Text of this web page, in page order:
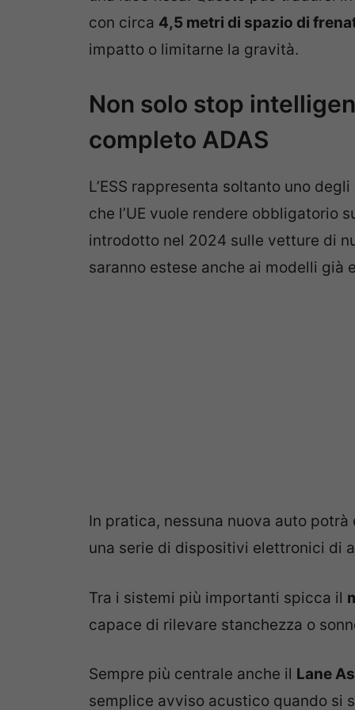
con circa 4,5 metri di spazio di
impatto o limitarne la gravità.
Non solo stop
completo ADAS
L’ESS rappresenta soltanto uno
che l’UE vuole rendere obbligatorio
introdotto nel 2024 sulle vetture di
saranno estese anche ai modelli
In pratica, nessuna nuova auto potrà
una serie di dispositivi elettronici di
Tra i sistemi più importanti spicca il
capace di rilevare stanchezza o
Sempre più centrale anche il Lane
semplice avviso acustico quando si